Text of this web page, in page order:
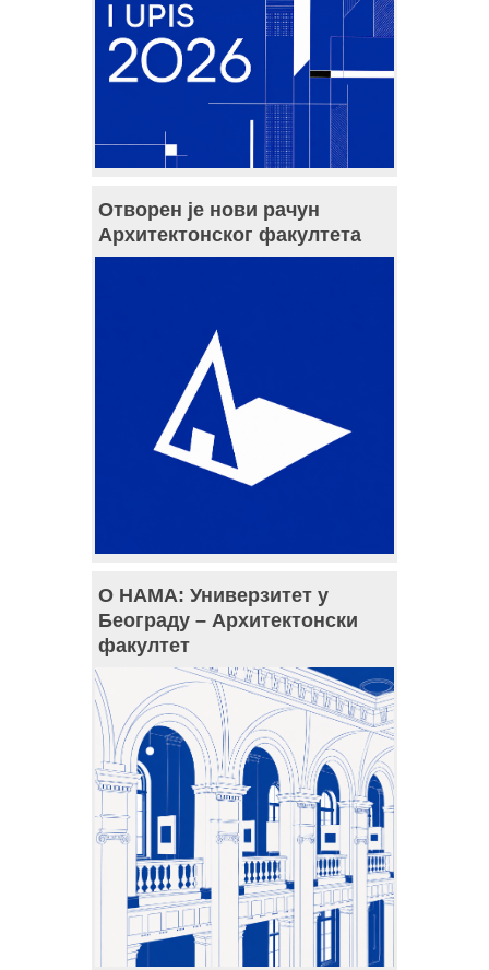
Отворен је нови рачун
Архитектонског факултета
О НАМА: Универзитет у
Београду – Архитектонски
факултет